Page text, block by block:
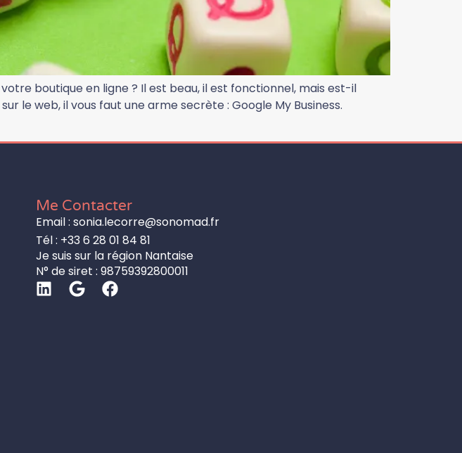
boutique en ligne ? Il est beau, il est fonctionnel, mais est-il
le web, il vous faut une arme secrète : Google My Business.
Me Contacter
Email : sonia.lecorre@sonomad.fr
Tél : +33 6 28 01 84 81
Je suis sur la région Nantaise
N° de siret : 98759392800011